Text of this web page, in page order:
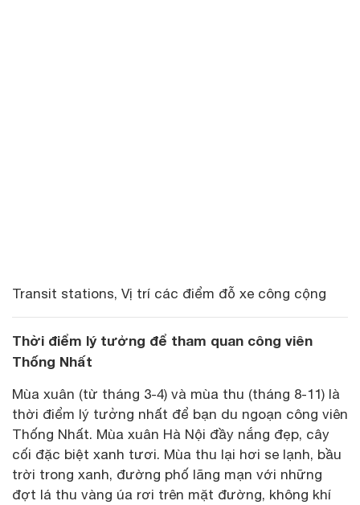
Transit stations, Vị trí các điểm đỗ xe công cộng
Thời điểm lý tưởng để tham quan công viên
Thống Nhất
Mùa xuân (từ tháng 3-4) và mùa thu (tháng 8-11) là
thời điểm lý tưởng nhất để bạn du ngoạn công viên
Thống Nhất. Mùa xuân Hà Nội đầy nắng đẹp, cây
cối đặc biệt xanh tươi. Mùa thu lại hơi se lạnh, bầu
trời trong xanh, đường phố lãng mạn với những
đợt lá thu vàng úa rơi trên mặt đường, không khí